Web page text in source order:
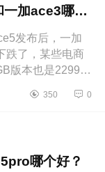
加ace3哪个
发布后，一加
跌了，某些电商
版本也是2299元
8Gen3处理器，
350 0
哪个好？